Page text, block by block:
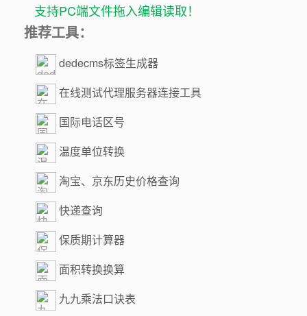
支持PC端文件拖入编辑读取！
推荐工具：
dedecms标签生成器
在线测试代理服务器连接工具
国际电话区号
温度单位转换
淘宝、京东历史价格查询
快递查询
保质期计算器
面积转换换算
九九乘法口诀表